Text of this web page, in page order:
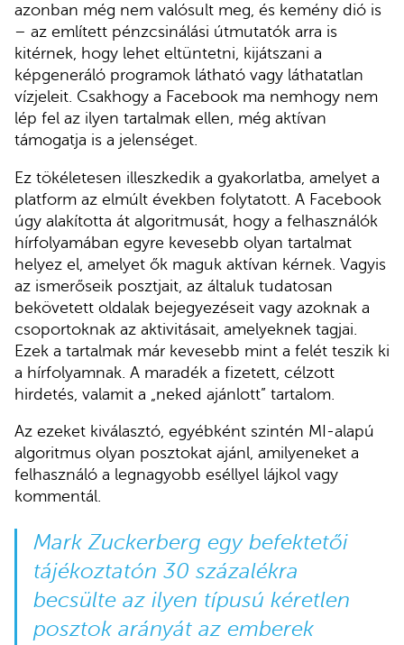
azonban még nem valósult meg, és kemény dió is
– az említett pénzcsinálási útmutatók arra is
kitérnek, hogy lehet eltüntetni, kijátszani a
képgeneráló programok látható vagy láthatatlan
vízjeleit. Csakhogy a Facebook ma nemhogy nem
lép fel az ilyen tartalmak ellen, még aktívan
támogatja is a jelenséget.
Ez tökéletesen illeszkedik a gyakorlatba, amelyet a
platform az elmúlt években folytatott. A Facebook
úgy alakította át algoritmusát, hogy a felhasználók
hírfolyamában egyre kevesebb olyan tartalmat
helyez el, amelyet ők maguk aktívan kérnek. Vagyis
az ismerőseik posztjait, az általuk tudatosan
bekövetett oldalak bejegyezéseit vagy azoknak a
csoportoknak az aktivitásait, amelyeknek tagjai.
Ezek a tartalmak már kevesebb mint a felét teszik ki
a hírfolyamnak. A maradék a fizetett, célzott
hirdetés, valamit a „neked ajánlott” tartalom.
Az ezeket kiválasztó, egyébként szintén MI-alapú
algoritmus olyan posztokat ajánl, amilyeneket a
felhasználó a legnagyobb eséllyel lájkol vagy
kommentál.
Mark Zuckerberg egy befektetői
tájékoztatón 30 százalékra
becsülte az ilyen típusú kéretlen
posztok arányát az emberek